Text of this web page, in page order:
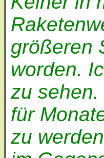
größeren
worden.
zu
für
zu